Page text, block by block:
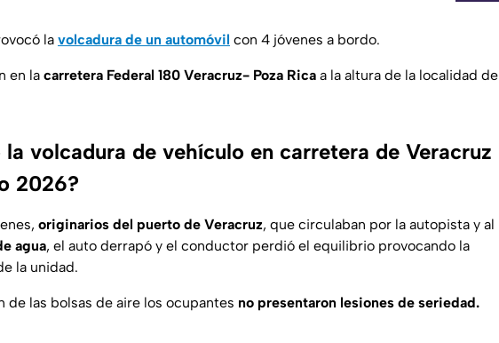
la volcadura de un automóvil con 4 jóvenes a bordo.
en la carretera Federal 180 Veracruz- Poza Rica a la altura de la localidad de
volcadura de vehículo en carretera de Veracruz
2026?
originarios del puerto de Veracruz, que circulaban por la autopista y al
agua, el auto derrapó y el conductor perdió el equilibrio provocando la
la unidad.
de las bolsas de aire los ocupantes no presentaron lesiones de seriedad.